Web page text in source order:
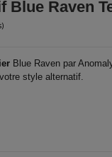
Blue Raven
(8 avis)
Blue Raven par
style alternatif.